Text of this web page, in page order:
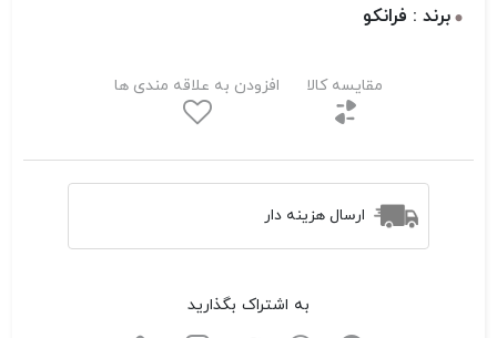
برند : فرانکو
مقایسه کالا افزودن به علاقه مندی ها
ارسال هزینه دار
به اشتراک بگذارید